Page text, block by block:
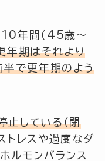
年間（45歳〜
年期はそれより
で更年期のよう
止している（閉
トレスや過度なダ
ルモンバランス